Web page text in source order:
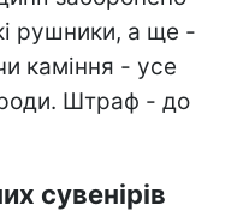
рушники, а ще -
каміння - усе
Штраф - до
сувенірів